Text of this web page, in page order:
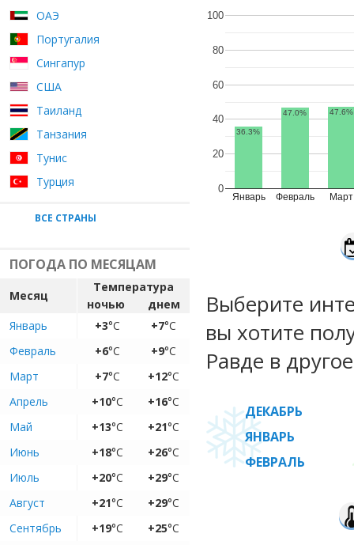
ОАЭ
Португалия
Сингапур
США
Таиланд
Танзания
Тунис
Турция
ВСЕ СТРАНЫ
ПОГОДА ПО МЕСЯЦАМ
Месяц
Температура
ночью
днем
Январь
+3°C +7°C
Февраль
+6°C +9°C
Март
+7°C +12°C
Апрель
+10°C +16°C
Май
+13°C +21°C
Июнь
+18°C +26°C
Июль
+20°C +29°C
Август
+21°C +29°C
Сентябрь
+19°C +25°C
Январь Февраль Март
0
20
40
60
80
100
36.3%
47.0% 47.6%
Выберите
вы хотите
Равде в
ДЕКАБРЬ
ЯНВАРЬ
ФЕВРАЛЬ